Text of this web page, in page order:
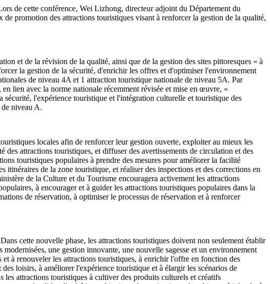
de cette conférence, Wei Lizhong, directeur adjoint du Département du
promotion des attractions touristiques visant à renforcer la gestion de la qualité,
et de la révision de la qualité, ainsi que de la gestion des sites pittoresques « à
la gestion de la sécurité, d'enrichir les offres et d'optimiser l'environnement
de niveau 4A et 1 attraction touristique nationale de niveau 5A. Par
lien avec la norme nationale récemment révisée et mise en œuvre, «
l'expérience touristique et l'intégration culturelle et touristique des
niveau A.
locales afin de renforcer leur gestion ouverte, exploiter au mieux les
attractions touristiques, et diffuser des avertissements de circulation et des
touristiques populaires à prendre des mesures pour améliorer la facilité
de la zone touristique, et réaliser des inspections et des corrections en
de la Culture et du Tourisme encouragera activement les attractions
à encourager et à guider les attractions touristiques populaires dans la
de réservation, à optimiser le processus de réservation et à renforcer
cette nouvelle phase, les attractions touristiques doivent non seulement établir
une gestion innovante, une nouvelle sagesse et un environnement
à renouveler les attractions touristiques, à enrichir l'offre en fonction des
loisirs, à améliorer l'expérience touristique et à élargir les scénarios de
attractions touristiques à cultiver des produits culturels et créatifs